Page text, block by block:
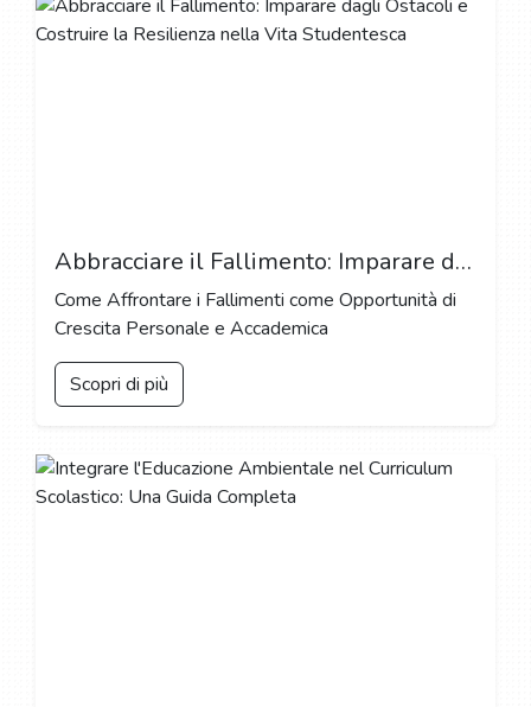
Abbracciare il Fallimento: Imparare dagli Ostacoli e Costruire la Resilienza nella Vita Studentesca
Come Affrontare i Fallimenti come Opportunità di
Crescita Personale e Accademica
Scopri di più